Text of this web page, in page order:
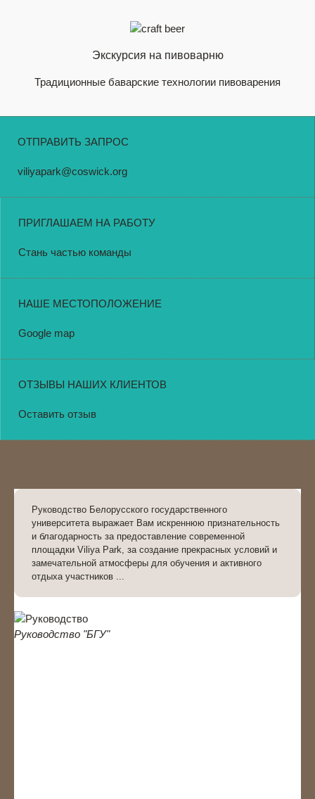
Экскурсия на пивоварню
Традиционные баварские технологии пивоварения
ОТПРАВИТЬ ЗАПРОС
viliyapark@coswick.org
ПРИГЛАШАЕМ НА РАБОТУ
Стань частью команды
НАШЕ МЕСТОПОЛОЖЕНИЕ
Google map
ОТЗЫВЫ НАШИХ КЛИЕНТОВ
Оставить отзыв
Руководство Белорусского государственного
университета выражает Вам искреннюю признательность
и благодарность за предоставление современной
площадки Viliya Park, за создание прекрасных условий и
замечательной атмосферы для обучения и активного
отдыха участников ...
Руководство "БГУ"